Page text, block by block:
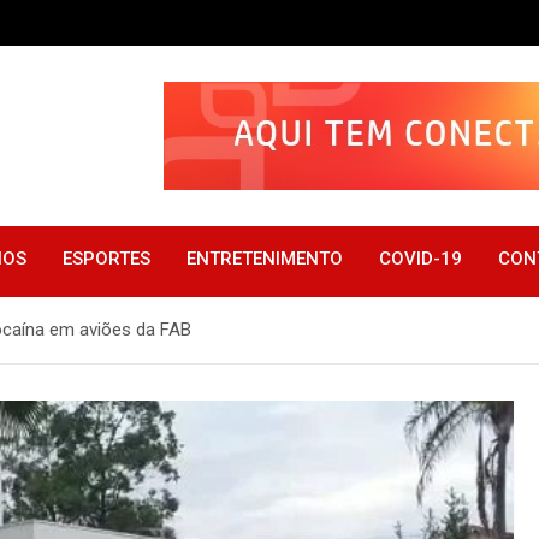
ESPORTES ENTRETENIMENTO COVID-19
em aviões da FAB